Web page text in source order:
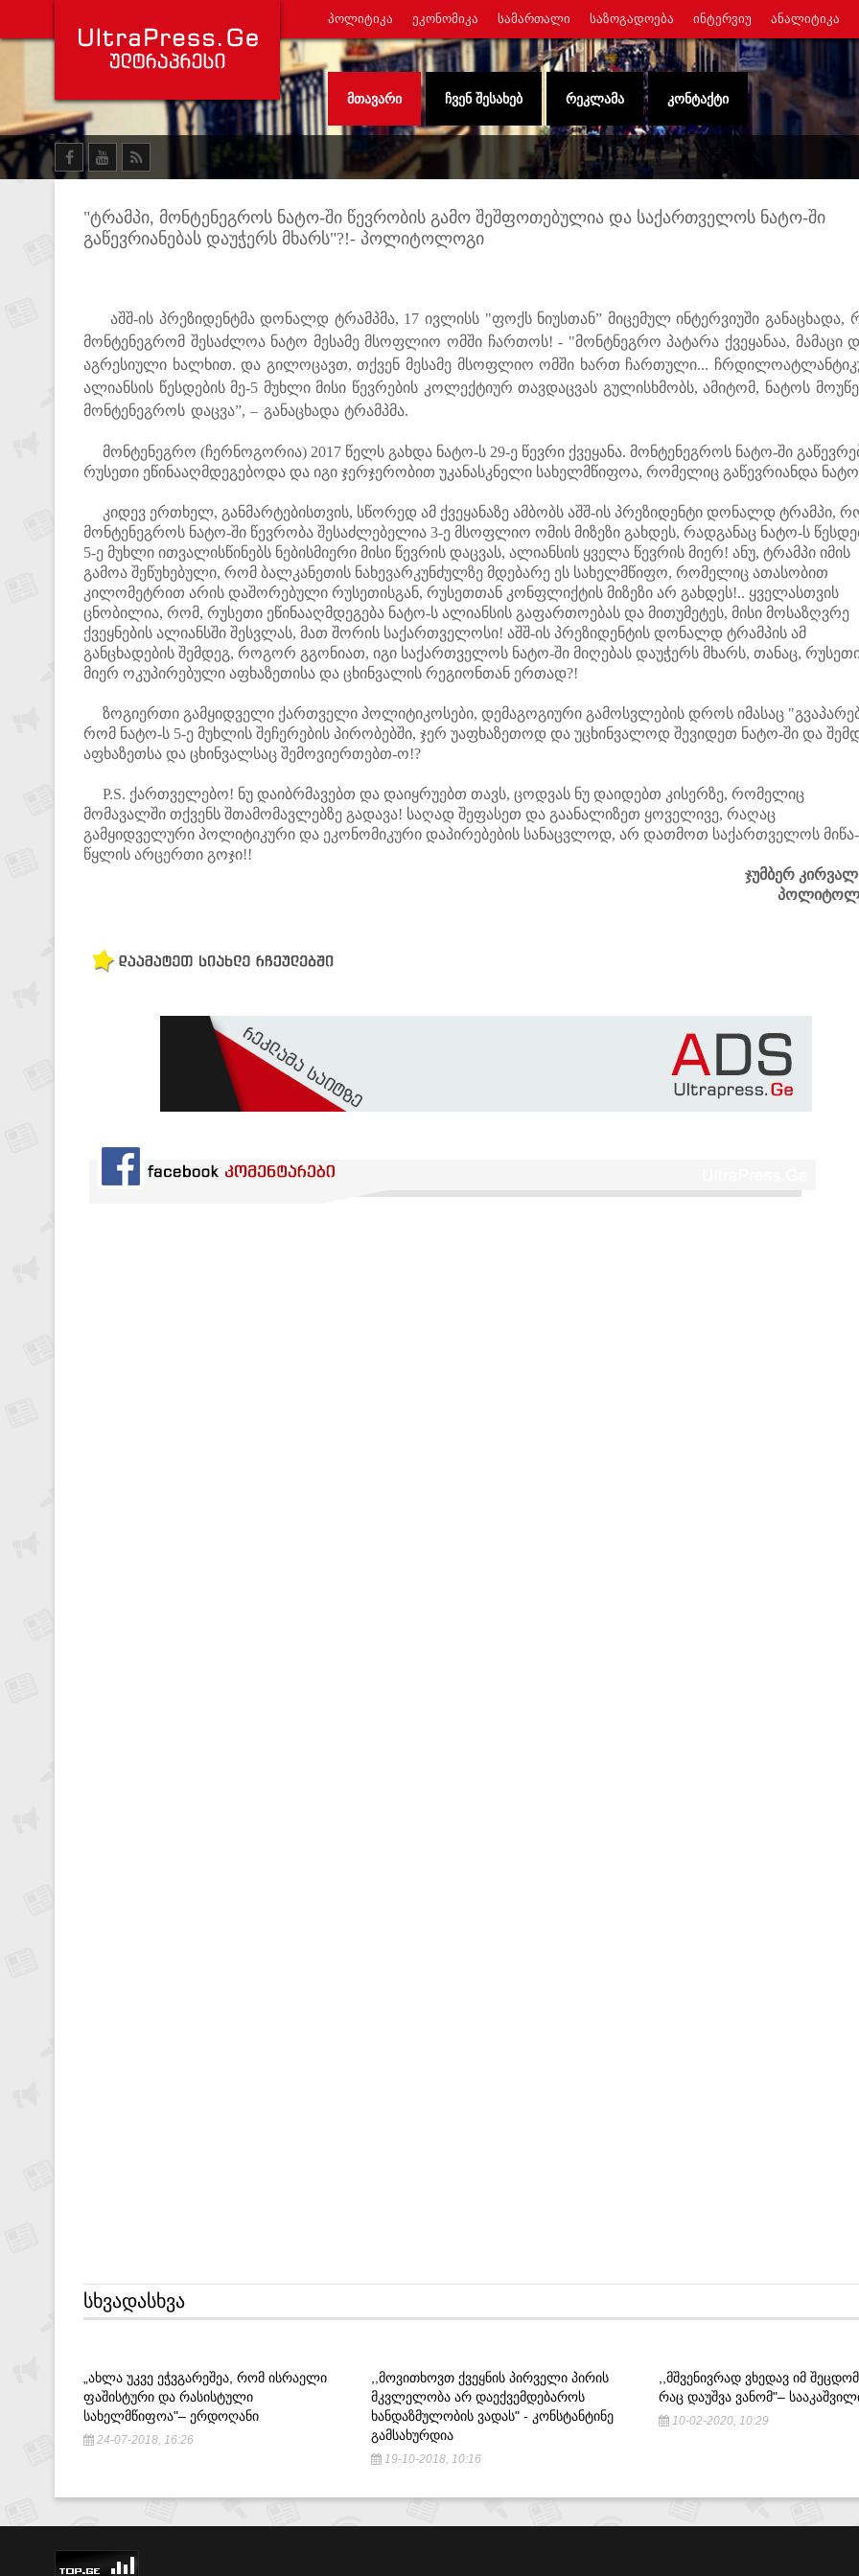
ᲞᲝᲚᲘᲢᲘᲙᲐ ᲔᲙᲝᲜᲝᲛᲘᲙᲐ ᲡᲐᲛᲐᲠᲗᲐᲚᲘ ᲡᲐᲖᲝᲒᲐᲓᲝᲔᲑᲐ ᲘᲜᲢᲔᲠᲕᲘᲣ ᲐᲜᲐᲚᲘᲢᲘᲙᲐ
ᲛᲗᲐᲕᲐᲠᲘ ᲩᲕᲔᲜ ᲨᲔᲡᲐᲮᲔᲑ ᲠᲔᲙᲚᲐᲛᲐ ᲙᲝᲜᲢᲐᲥᲢᲘ
"ტრამპი, მონტენეგროს ნატო-ში წევრობის გამო შეშფოთებულია და საქართველოს ნატო-ში
გაწევრიანებას დაუჭერს მხარს"?!- პოლიტოლოგი
აშშ-ის პრეზიდენტმა დონალდ ტრამპმა, 17 ივლისს "ფოქს ნიუსთან” მიცემულ ინტერვიუში განაცხადა,
მონტენეგრომ შესაძლოა ნატო მესამე მსოფლიო ომში ჩართოს! - "მონტნეგრო პატარა ქვეყანაა, მამაცი
აგრესიული ხალხით. და გილოცავთ, თქვენ მესამე მსოფლიო ომში ხართ ჩართული...
ალიანსის წესდების მე-5 მუხლი მისი წევრების კოლექტიურ თავდაცვას გულისხმობს, ამიტომ, ნატოს
მონტენეგროს დაცვა”, – განაცხადა ტრამპმა.
მონტენეგრო (ჩერნოგორია) 2017 წელს გახდა ნატო-ს 29-ე წევრი ქვეყანა. მონტენეგროს ნატო-ში
რუსეთი ეწინააღმდეგებოდა და იგი ჯერჯერობით უკანასკნელი სახელმწიფოა, რომელიც გაწევრიანდა
კიდევ ერთხელ, განმარტებისთვის, სწორედ ამ ქვეყანაზე ამბობს აშშ-ის პრეზიდენტი დონალდ ტრამპი,
მონტენეგროს ნატო-ში წევრობა შესაძლებელია 3-ე მსოფლიო ომის მიზეზი გახდეს, რადგანაც ნატო-ს
5-ე მუხლი ითვალისწინებს ნებისმიერი მისი წევრის დაცვას, ალიანსის ყველა წევრის მიერ! ანუ, ტრამპი იმის
გამოა შეწუხებული, რომ ბალკანეთის ნახევარკუნძულზე მდებარე ეს სახელმწიფო, რომელიც ათასობით
კილომეტრით არის დაშორებული რუსეთისგან, რუსეთთან კონფლიქტის მიზეზი არ გახდეს!.. ყველასთვის
ცნობილია, რომ, რუსეთი ეწინააღმდეგება ნატო-ს ალიანსის გაფართოებას და მითუმეტეს, მისი მოსაზღვრე
ქვეყნების ალიანსში შესვლას, მათ შორის საქართველოსი! აშშ-ის პრეზიდენტის დონალდ ტრამპის ამ
განცხადების შემდეგ, როგორ გგონიათ, იგი საქართველოს ნატო-ში მიღებას დაუჭერს მხარს, თანაც,
მიერ ოკუპირებული აფხაზეთისა და ცხინვალის რეგიონთან ერთად?!
ზოგიერთი გამყიდველი ქართველი პოლიტიკოსები, დემაგოგიური გამოსვლების დროს იმასაც
რომ ნატო-ს 5-ე მუხლის შეჩერების პირობებში, ჯერ უაფხაზეთოდ და უცხინვალოდ შევიდეთ ნატო-ში და
აფხაზეთსა და ცხინვალსაც შემოვიერთებთ-ო!?
P.S. ქართველებო! ნუ დაიბრმავებთ და დაიყრუებთ თავს, ცოდვას ნუ დაიდებთ კისერზე, რომელიც
მომავალში თქვენს შთამომავლებზე გადავა! საღად შეფასეთ და გაანალიზეთ ყოველივე, რაღაც
გამყიდველური პოლიტიკური და ეკონომიკური დაპირებების სანაცვლოდ, არ დათმოთ საქართველოს მიწა-
წყლის არცერთი გოჯი!!
ჯუმბერ
ᲡᲮᲕᲐᲓᲐᲡᲮᲕᲐ
„ᲐᲮᲚᲐ ᲣᲙᲕᲔ ᲔᲭᲕᲒᲐᲠᲔᲨᲔᲐ, ᲠᲝᲛ ᲘᲡᲠᲐᲔᲚᲘ
ᲤᲐᲨᲘᲡᲢᲣᲠᲘ ᲓᲐ ᲠᲐᲡᲘᲡᲢᲣᲚᲘ
ᲡᲐᲮᲔᲚᲛᲬᲘᲤᲝᲐ"– ᲔᲠᲓᲝᲦᲐᲜᲘ
24-07-2018, 16:26
,,ᲛᲝᲕᲘᲗᲮᲝᲕᲗ ᲥᲕᲔᲧᲜᲘᲡ ᲞᲘᲠᲕᲔᲚᲘ ᲞᲘᲠᲘᲡ
ᲛᲙᲕᲚᲔᲚᲝᲑᲐ ᲐᲠ ᲓᲐᲔᲥᲕᲔᲛᲓᲔᲑᲐᲠᲝᲡ
ᲮᲐᲜᲓᲐᲖᲛᲣᲚᲝᲑᲘᲡ ᲕᲐᲓᲐᲡ" - ᲙᲝᲜᲡᲢᲐᲜᲢᲘᲜᲔ
ᲒᲐᲛᲡᲐᲮᲣᲠᲓᲘᲐ
19-10-2018, 10:16
,,ᲛᲨᲕᲔᲜᲘᲕᲠᲐᲓ ᲕᲮᲔᲓᲐᲕ ᲘᲛ
ᲠᲐᲪ ᲓᲐᲣᲨᲕᲐ ᲕᲐᲜᲝᲛ"–
10-02-2020, 10:29